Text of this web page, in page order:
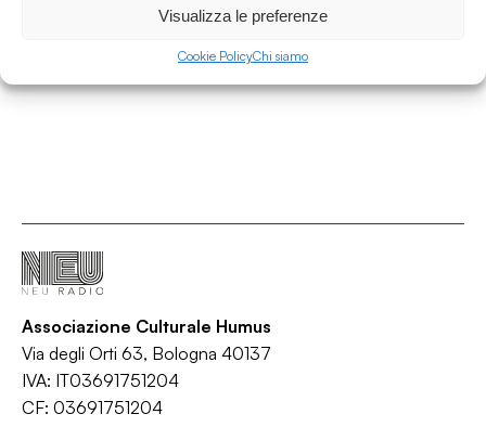
Visualizza le preferenze
Cookie PolicyChi siamo
Associazione Culturale Humus
Via degli Orti 63, Bologna 40137
IVA: IT03691751204
CF: 03691751204